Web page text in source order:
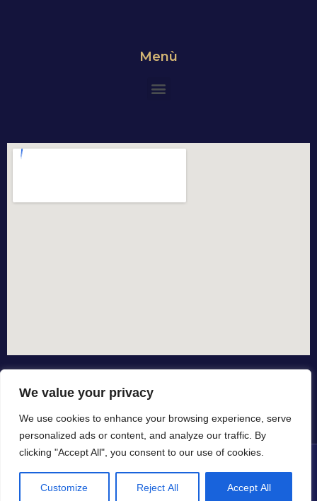
We value your privacy
We use cookies to enhance your browsing experience, serve
personalized ads or content, and analyze our traffic. By
clicking "Accept All", you consent to our use of cookies.
Customize Reject All Accept All
Menù
© All rights reserved dal 2015
in collaborazione con by io-spurgo.it